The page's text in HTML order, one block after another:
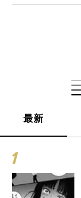
最新